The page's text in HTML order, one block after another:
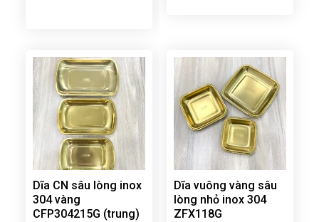
Dĩa CN sâu lòng inox
304 vàng
CFP304215G (trung)
Dĩa vuông vàng sâu
lòng nhỏ inox 304
ZFX118G